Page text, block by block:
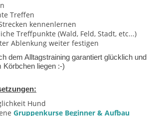
Treffen
kennenlernen
Treffpunkte (Wald, Feld, Stadt, etc...)
Ablenkung weiter festigen
dem Alltagstraining garantiert glücklich und
Körbchen liegen :-)
Hund
Gruppenkurse Beginner & Aufbau